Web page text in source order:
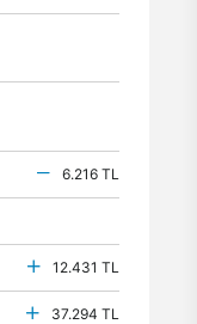
6.216 TL
12.431 TL
37.294 TL